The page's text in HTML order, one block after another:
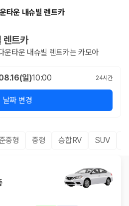
타운 내슈빌 렌트카
렌트카
운타운 내슈빌 렌트카는 카모아
일)10:00 24시간
날짜 변경
중형 중형 승합RV SUV